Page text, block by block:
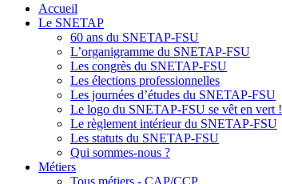
Accueil
Le SNETAP
60 ans du SNETAP-FSU
L’organigramme du SNETAP-FSU
Les congrès du SNETAP-FSU
Les élections professionnelles
Les journées d’études du SNETAP-FSU
Le logo du SNETAP-FSU se vêt en vert !
Le règlement intérieur du SNETAP-FSU
Les statuts du SNETAP-FSU
Qui sommes-nous ?
Métiers
Tous métiers - CAP/CCP